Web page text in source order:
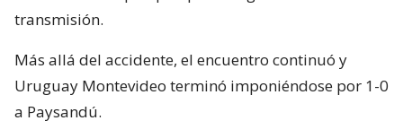
transmisión.
Más allá del accidente, el encuentro continuó y
Uruguay Montevideo terminó imponiéndose por 1-0
a Paysandú.